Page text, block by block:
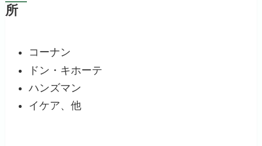
所
コーナン
ドン・キホーテ
ハンズマン
イケア、他